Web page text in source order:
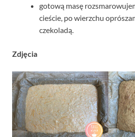
gotową masę
cieście, po wierzchu
czekoladą.
Zdjęcia